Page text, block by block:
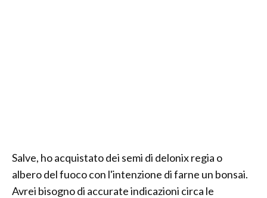
Salve, ho acquistato dei semi di delonix regia o
albero del fuoco con l'intenzione di farne un bonsai.
Avrei bisogno di accurate indicazioni circa le